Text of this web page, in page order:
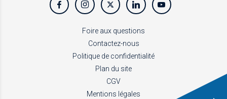
Foire aux questions
Contactez-nous
Politique de confidentialité
Plan du site
CGV
Mentions légales